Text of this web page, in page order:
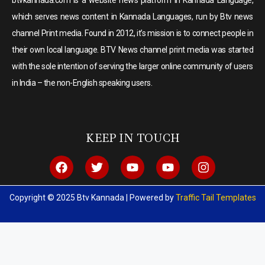
which serves news content in Kannada Languages, run by Btv news
channel Print media. Found in 2012, it’s mission is to connect people in
their own local language. BTV News channel print media was started
with the sole intention of serving the larger online community of users
in India – the non-English speaking users.
KEEP IN TOUCH
Copyright © 2025 Btv Kannada | Powered byTraffic Tail Templates